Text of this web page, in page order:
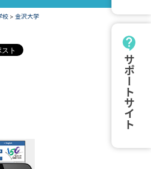
サポートサイト
校 > 金沢大学